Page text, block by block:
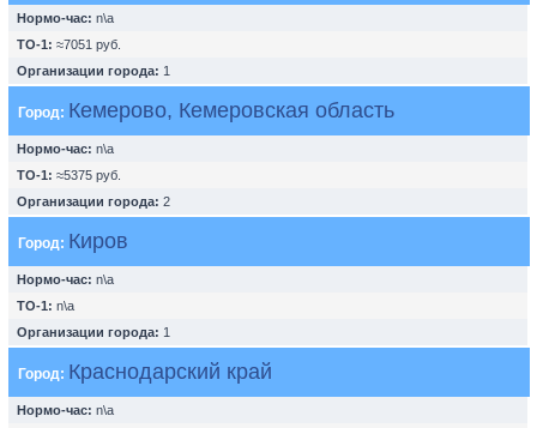
Нормо-час: n\a
ТО-1: ≈7051 руб.
Организации города: 1
Город: Кемерово, Кемеровская область
Нормо-час: n\a
ТО-1: ≈5375 руб.
Организации города: 2
Город: Киров
Нормо-час: n\a
ТО-1: n\a
Организации города: 1
Город: Краснодарский край
Нормо-час: n\a